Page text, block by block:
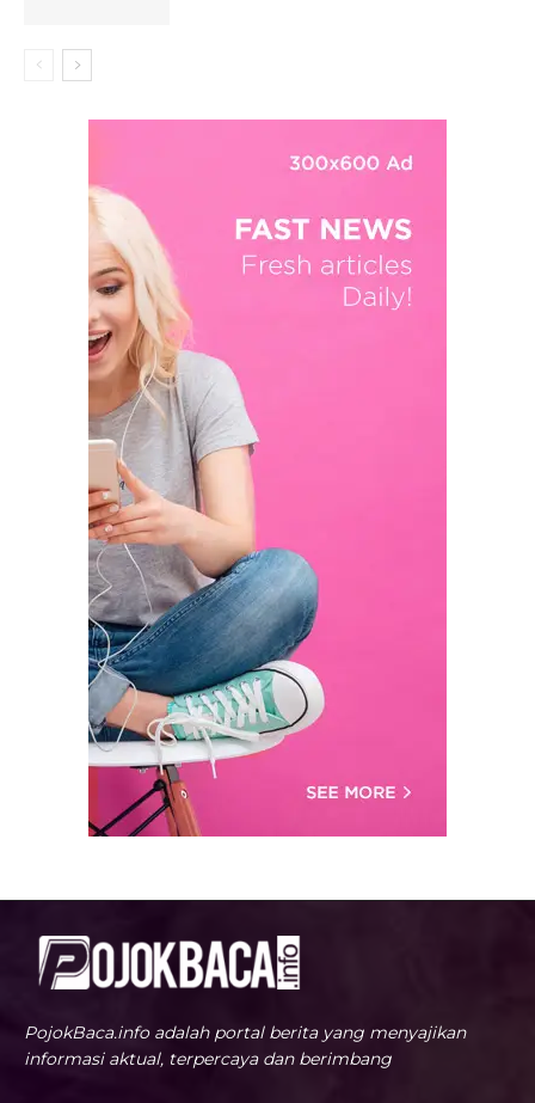
PojokBaca.info adalah portal berita yang menyajikan
informasi aktual, terpercaya dan berimbang